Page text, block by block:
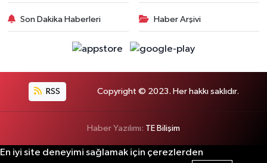
Son Dakika Haberleri Haber Arşivi
RSS Copyright © 2023. Her hakkı saklıdır.
Haber Yazılımı: TE Bilişim
En iyi site deneyimi sağlamak için çerezlerden